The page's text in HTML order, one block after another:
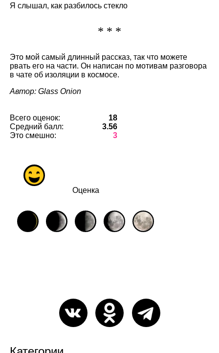
Я слышал, как разбилось стекло
* * *
Это мой самый длинный рассказ, так что можете
рвать его на части. Он написан по мотивам разговора
в чате об изоляции в космосе.
Автор: Glass Onion
Всего оценок:
18
Средний балл:
3.56
Это смешно:
3
Оценка